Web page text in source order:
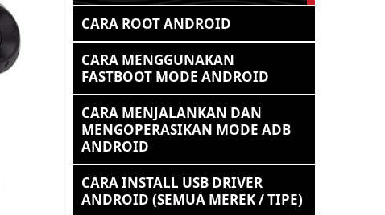
CARA ROOT ANDROID
CARA MENGGUNAKAN
FASTBOOT MODE ANDROID
CARA MENJALANKAN DAN
MENGOPERASIKAN MODE ADB
ANDROID
CARA INSTALL USB DRIVER
ANDROID (SEMUA MEREK / TIPE)